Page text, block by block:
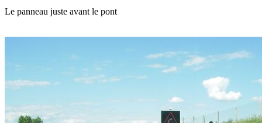
Le panneau juste avant le pont